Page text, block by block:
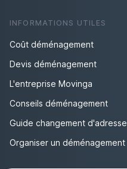
INFORMATIONS UTILES
Coût déménagement
Devis déménagement
L'entreprise Movinga
Conseils déménagement
Guide changement d'adresse
Organiser un déménagement